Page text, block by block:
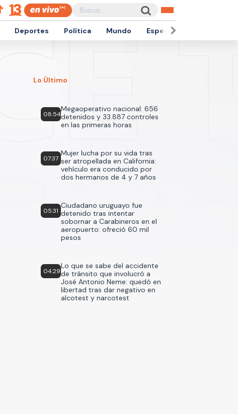
Deportes Política Mundo Espectáculos
Lo Último
08:54
Megaoperativo nacional: 656
detenidos y 33.887 controles
en las primeras horas
07:37
Mujer lucha por su vida tras
ser atropellada en California:
vehículo era conducido por
dos hermanos de 4 y 7 años
05:31
Ciudadano uruguayo fue
detenido tras intentar
sobornar a Carabineros en el
aeropuerto: ofreció 60 mil
pesos
04:29
Lo que se sabe del accidente
de tránsito que involucró a
José Antonio Neme: quedó en
libertad tras dar negativo en
alcotest y narcotest